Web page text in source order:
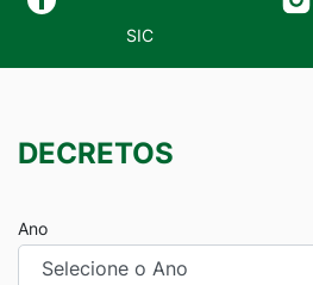
SIC
DECRETOS
Ano